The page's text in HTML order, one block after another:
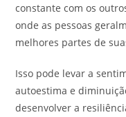
constante com os
onde as pessoas
melhores partes de
Isso pode levar a
autoestima e
desenvolver a